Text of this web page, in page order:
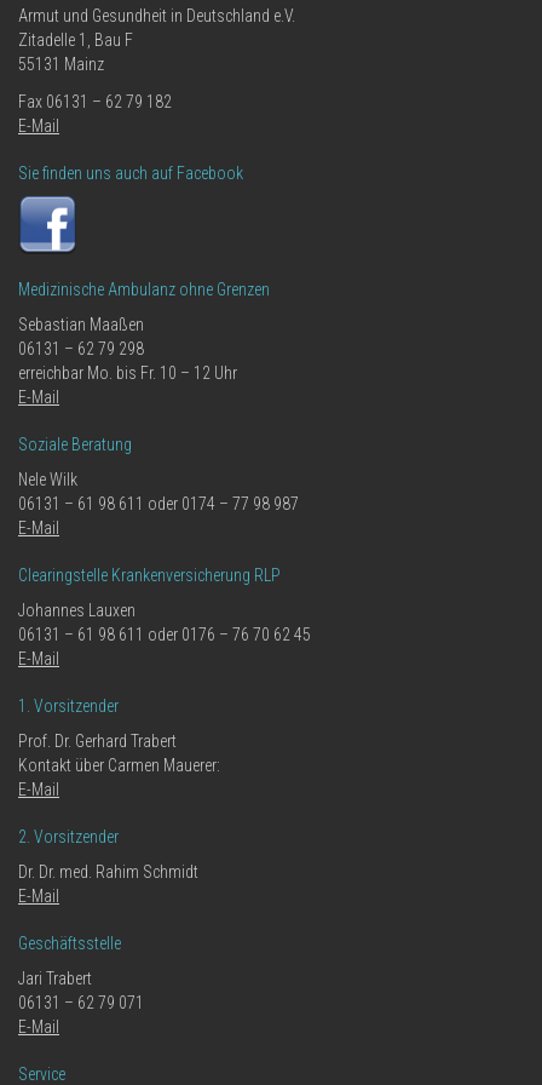
Armut und Gesundheit in Deutschland e.V.
Zitadelle 1, Bau F
55131 Mainz
Fax 06131 – 62 79 182
E-Mail
Sie finden uns auch auf Facebook
Medizinische Ambulanz ohne Grenzen
Sebastian Maaßen
06131 – 62 79 298
erreichbar Mo. bis Fr. 10 – 12 Uhr
E-Mail
Soziale Beratung
Nele Wilk
06131 – 61 98 611 oder 0174 – 77 98 987
E-Mail
Clearingstelle Krankenversicherung RLP
Johannes Lauxen
06131 – 61 98 611 oder 0176 – 76 70 62 45
E-Mail
1. Vorsitzender
Prof. Dr. Gerhard Trabert
Kontakt über Carmen Mauerer:
E-Mail
2. Vorsitzender
Dr. Dr. med. Rahim Schmidt
E-Mail
Geschäftsstelle
Jari Trabert
06131 – 62 79 071
E-Mail
Service